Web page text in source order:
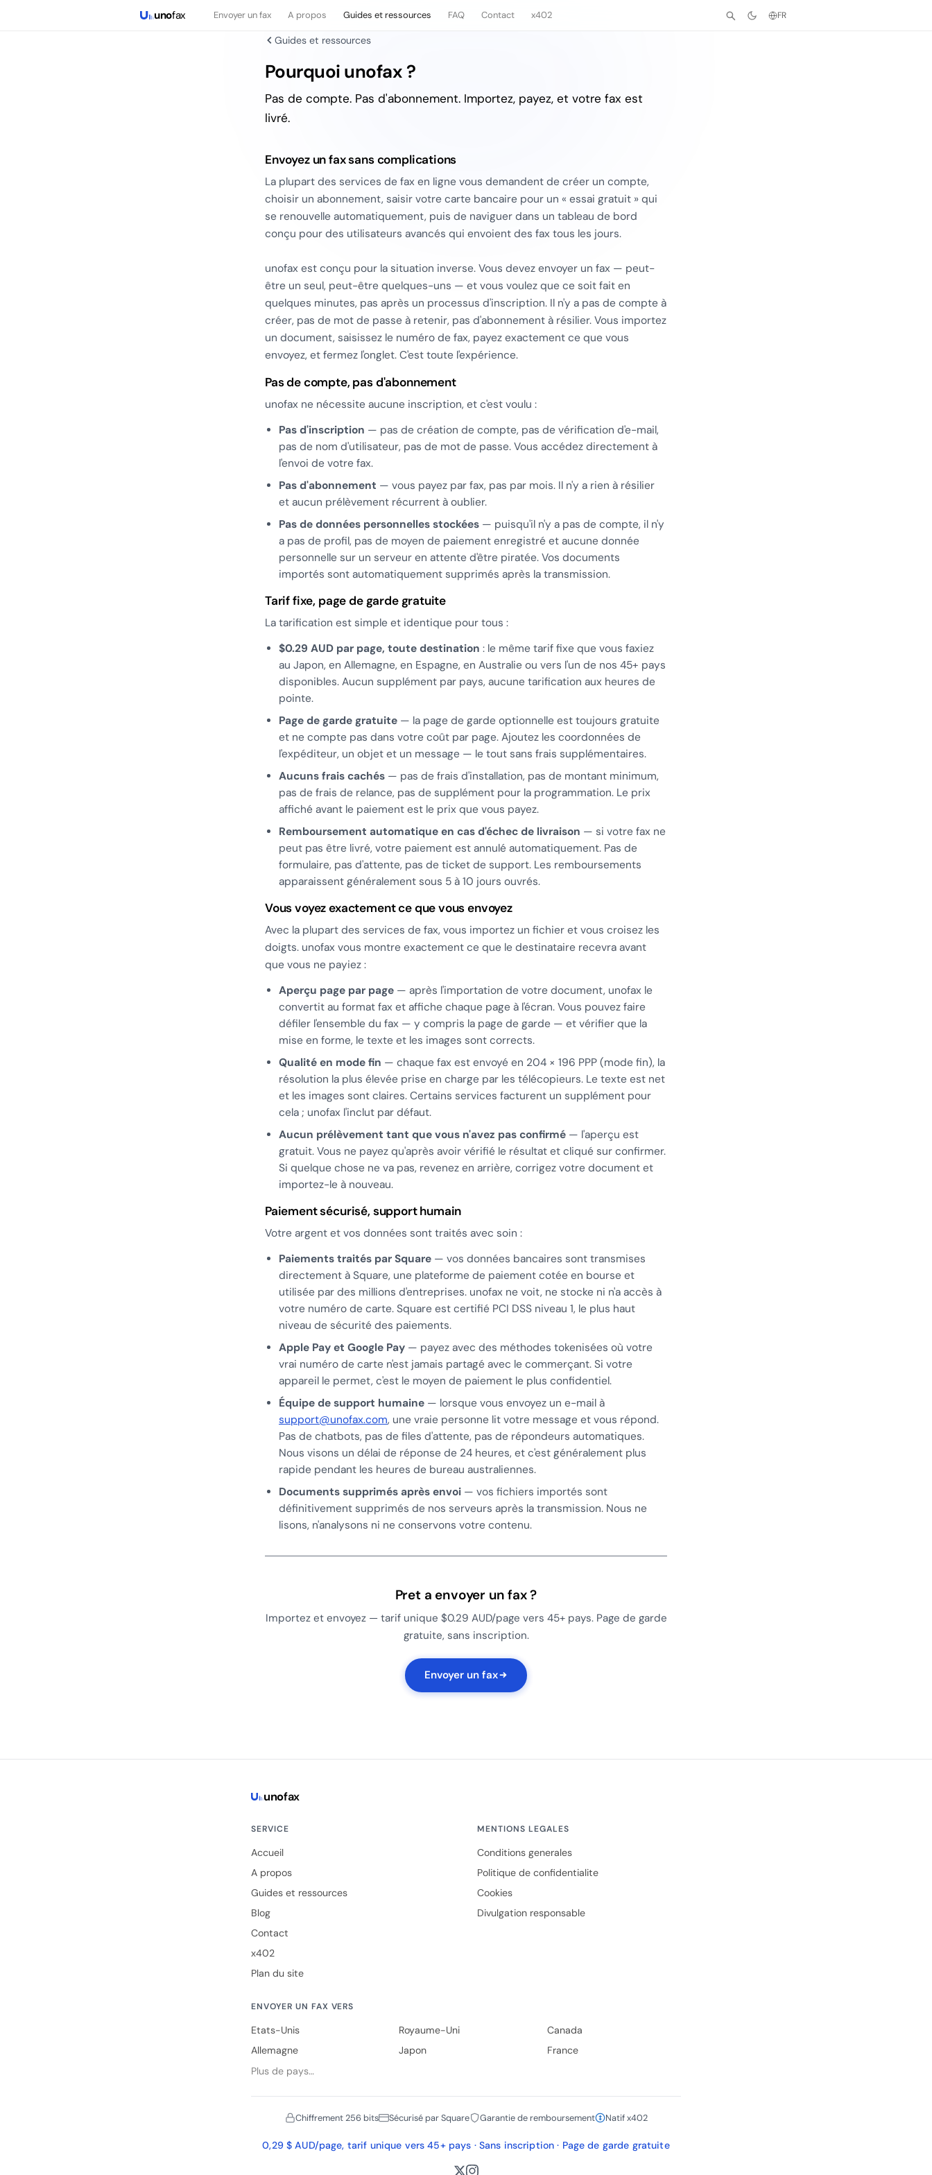
unofax Envoyer un fax A propos Guides et ressources FAQ Contact x402 FR
Guides et ressources
Pourquoi unofax ?
Pas de compte. Pas d'abonnement. Importez, payez, et votre fax est
livré.
Envoyez un fax sans complications
La plupart des services de fax en ligne vous demandent de créer un compte,
choisir un abonnement, saisir votre carte bancaire pour un « essai gratuit » qui
se renouvelle automatiquement, puis de naviguer dans un tableau de bord
conçu pour des utilisateurs avancés qui envoient des fax tous les jours.
unofax est conçu pour la situation inverse. Vous devez envoyer un fax — peut-
être un seul, peut-être quelques-uns — et vous voulez que ce soit fait en
quelques minutes, pas après un processus d'inscription. Il n'y a pas de compte à
créer, pas de mot de passe à retenir, pas d'abonnement à résilier. Vous importez
un document, saisissez le numéro de fax, payez exactement ce que vous
envoyez, et fermez l'onglet. C'est toute l'expérience.
Pas de compte, pas d'abonnement
unofax ne nécessite aucune inscription, et c'est voulu :
Pas d'inscription — pas de création de compte, pas de vérification d'e-mail,
pas de nom d'utilisateur, pas de mot de passe. Vous accédez directement à
l'envoi de votre fax.
Pas d'abonnement — vous payez par fax, pas par mois. Il n'y a rien à résilier
et aucun prélèvement récurrent à oublier.
Pas de données personnelles stockées — puisqu'il n'y a pas de compte, il n'y
a pas de profil, pas de moyen de paiement enregistré et aucune donnée
personnelle sur un serveur en attente d'être piratée. Vos documents
importés sont automatiquement supprimés après la transmission.
Tarif fixe, page de garde gratuite
La tarification est simple et identique pour tous :
$0.29 AUD par page, toute destination : le même tarif fixe que vous faxiez
au Japon, en Allemagne, en Espagne, en Australie ou vers l'un de nos 45+ pays
disponibles. Aucun supplément par pays, aucune tarification aux heures de
pointe.
Page de garde gratuite — la page de garde optionnelle est toujours gratuite
et ne compte pas dans votre coût par page. Ajoutez les coordonnées de
l'expéditeur, un objet et un message — le tout sans frais supplémentaires.
Aucuns frais cachés — pas de frais d'installation, pas de montant minimum,
pas de frais de relance, pas de supplément pour la programmation. Le prix
affiché avant le paiement est le prix que vous payez.
Remboursement automatique en cas d'échec de livraison — si votre fax ne
peut pas être livré, votre paiement est annulé automatiquement. Pas de
formulaire, pas d'attente, pas de ticket de support. Les remboursements
apparaissent généralement sous 5 à 10 jours ouvrés.
Vous voyez exactement ce que vous envoyez
Avec la plupart des services de fax, vous importez un fichier et vous croisez les
doigts. unofax vous montre exactement ce que le destinataire recevra avant
que vous ne payiez :
Aperçu page par page — après l'importation de votre document, unofax le
convertit au format fax et affiche chaque page à l'écran. Vous pouvez faire
défiler l'ensemble du fax — y compris la page de garde — et vérifier que la
mise en forme, le texte et les images sont corrects.
Qualité en mode fin — chaque fax est envoyé en 204 × 196 PPP (mode fin), la
résolution la plus élevée prise en charge par les télécopieurs. Le texte est net
et les images sont claires. Certains services facturent un supplément pour
cela ; unofax l'inclut par défaut.
Aucun prélèvement tant que vous n'avez pas confirmé — l'aperçu est
gratuit. Vous ne payez qu'après avoir vérifié le résultat et cliqué sur confirmer.
Si quelque chose ne va pas, revenez en arrière, corrigez votre document et
importez-le à nouveau.
Paiement sécurisé, support humain
Votre argent et vos données sont traités avec soin :
Paiements traités par Square — vos données bancaires sont transmises
directement à Square, une plateforme de paiement cotée en bourse et
utilisée par des millions d'entreprises. unofax ne voit, ne stocke ni n'a accès à
votre numéro de carte. Square est certifié PCI DSS niveau 1, le plus haut
niveau de sécurité des paiements.
Apple Pay et Google Pay — payez avec des méthodes tokenisées où votre
vrai numéro de carte n'est jamais partagé avec le commerçant. Si votre
appareil le permet, c'est le moyen de paiement le plus confidentiel.
Équipe de support humaine — lorsque vous envoyez un e-mail à
support@unofax.com, une vraie personne lit votre message et vous répond.
Pas de chatbots, pas de files d'attente, pas de répondeurs automatiques.
Nous visons un délai de réponse de 24 heures, et c'est généralement plus
rapide pendant les heures de bureau australiennes.
Documents supprimés après envoi — vos fichiers importés sont
définitivement supprimés de nos serveurs après la transmission. Nous ne
lisons, n'analysons ni ne conservons votre contenu.
Pret a envoyer un fax ?
Importez et envoyez — tarif unique $0.29 AUD/page vers 45+ pays. Page de garde
gratuite, sans inscription.
Envoyer un fax
unofax
SERVICE
Accueil
A propos
Guides et ressources
Blog
Contact
x402
Plan du site
MENTIONS LEGALES
Conditions generales
Politique de confidentialite
Cookies
Divulgation responsable
ENVOYER UN FAX VERS
Etats-Unis Royaume-Uni
Canada
Allemagne
Japon
France
Plus de pays…
Chiffrement 256 bits Sécurisé par Square Garantie de remboursement Natif x402
0,29 $ AUD/page, tarif unique vers 45+ pays · Sans inscription · Page de garde gratuite